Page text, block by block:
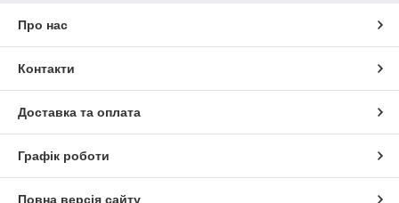
Про нас
Контакти
Доставка та оплата
Графік роботи
Повна версія сайту